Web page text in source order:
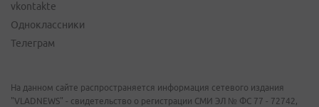
vkontakte
Одноклассники
Телеграм
На данном сайте распространяется информация сетевого издания
"VLADNEWS" - свидетельство о регистрации СМИ ЭЛ № ФС 77 - 72742,